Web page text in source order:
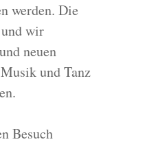
werden. Die
wir
neuen
und Tanz
Besuch